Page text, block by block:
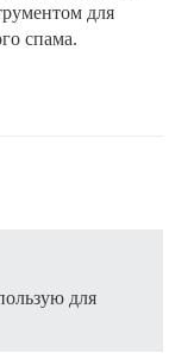
для
спама.
для